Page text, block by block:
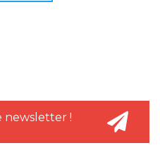
newsletter !